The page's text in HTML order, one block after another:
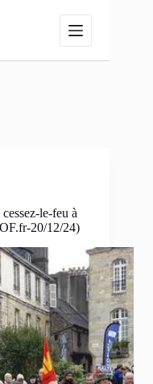
le-feu à
20/12/24)